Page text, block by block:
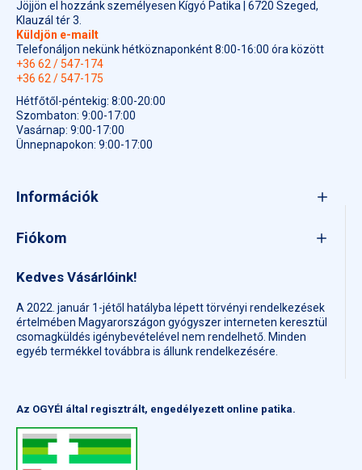
Jöjjön el hozzánk személyesen Kígyó Patika | 6720 Szeged,
Klauzál tér 3.
Küldjön e-mailt
Telefonáljon nekünk hétköznaponként 8:00-16:00 óra között
+36 62 / 547-174
+36 62 / 547-175
Hétfőtől-péntekig: 8:00-20:00
Szombaton: 9:00-17:00
Vasárnap: 9:00-17:00
Ünnepnapokon: 9:00-17:00
Információk
Fiókom
Kedves Vásárlóink!
A 2022. január 1-jétől hatályba lépett törvényi rendelkezések
értelmében Magyarországon gyógyszer interneten keresztül
csomagküldés igénybevételével nem rendelhető. Minden
egyéb termékkel továbbra is állunk rendelkezésére.
Az OGYÉI által regisztrált, engedélyezett online patika.